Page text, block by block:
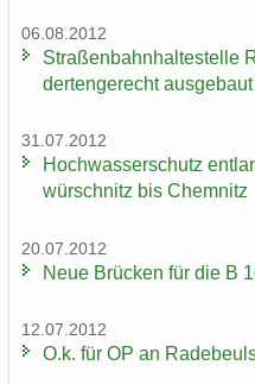
06.08.2012
Stra­ßen­bahn­hal­te­stel­le
der­ten­ge­recht
31.07.2012
Hoch­was­ser­schutz
wür­schnitz bis Chem­nitz
20.07.2012
Neue Brü­cken für die B
12.07.2012
O.k. für OP an